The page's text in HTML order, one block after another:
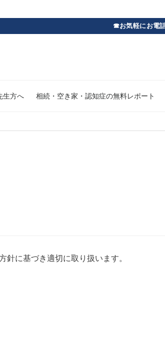
生方へ 相続・空き家・認知症の無料レポート
に基づき適切に取り扱います。